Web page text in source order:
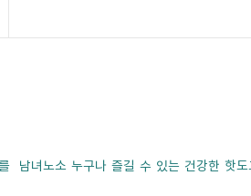
남녀노소 누구나 즐길 수 있는 건강한 핫도